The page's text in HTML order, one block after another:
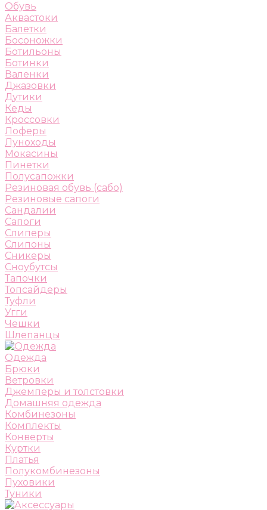
Обувь
Аквастоки
Балетки
Босоножки
Ботильоны
Ботинки
Валенки
Джазовки
Дутики
Кеды
Кроссовки
Лоферы
Луноходы
Мокасины
Пинетки
Полусапожки
Резиновая обувь (сабо)
Резиновые сапоги
Сандалии
Сапоги
Слиперы
Слипоны
Сникеры
Сноубутсы
Тапочки
Топсайдеры
Туфли
Угги
Чешки
Шлепанцы
Одежда
Брюки
Ветровки
Джемперы и толстовки
Домашняя одежда
Комбинезоны
Комплекты
Конверты
Куртки
Платья
Полукомбинезоны
Пуховики
Туники